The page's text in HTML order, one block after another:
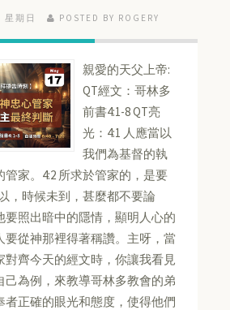
星期日 POSTED BY ROGERY
親愛的天父上帝:
QT經文：哥林多
前書4:1-8 QT亮
光：4:1 人應當以
我們為基督的執
家。4:2 所求於管家的，是要
，時候未到，甚麼都不要論
要照出暗中的隱情，顯明人心的
要從神那裡得著稱讚。主呀，當
對齊今天的經文時，你讓我看見
己為例，來教導哥林多教會的弟
者正確的眼光和態度，使得他們